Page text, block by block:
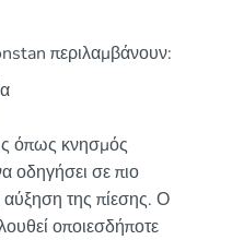
περιλαμβάνουν:
όπως κνησμός
οδηγήσει σε πιο
της πίεσης. Ο
οποιεσδήποτε